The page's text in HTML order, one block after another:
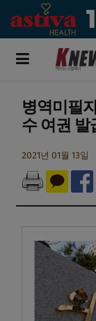
병역미필
수 여권 발
2021년 01월 13일